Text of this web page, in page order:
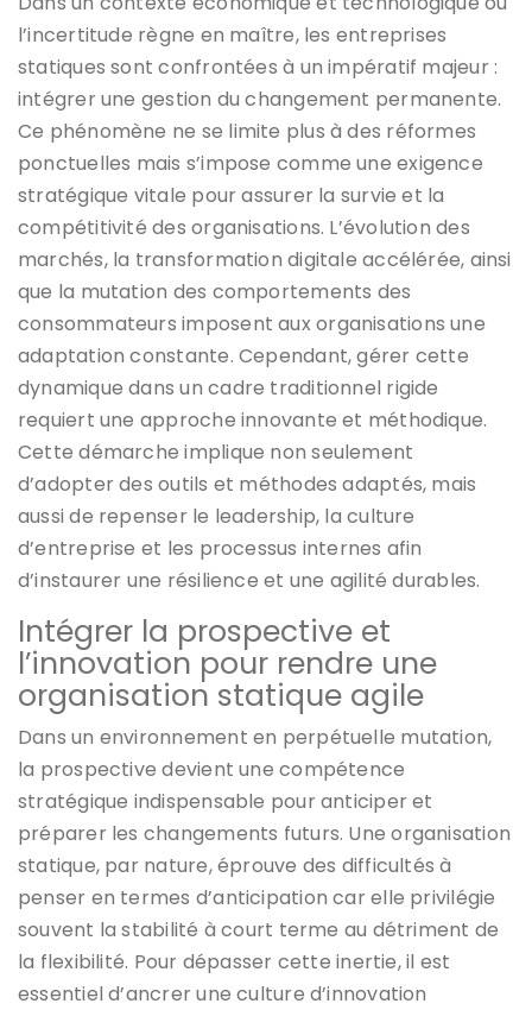
l’incertitude règne en maître, les entreprises
statiques sont confrontées à un impératif majeur :
intégrer une gestion du changement permanente.
Ce phénomène ne se limite plus à des réformes
ponctuelles mais s’impose comme une exigence
stratégique vitale pour assurer la survie et la
compétitivité des organisations. L’évolution des
marchés, la transformation digitale accélérée, ainsi
que la mutation des comportements des
consommateurs imposent aux organisations une
adaptation constante. Cependant, gérer cette
dynamique dans un cadre traditionnel rigide
requiert une approche innovante et méthodique.
Cette démarche implique non seulement
d’adopter des outils et méthodes adaptés, mais
aussi de repenser le leadership, la culture
d’entreprise et les processus internes afin
d’instaurer une résilience et une agilité durables.
Intégrer la prospective et
l’innovation pour rendre une
organisation statique agile
Dans un environnement en perpétuelle mutation,
la prospective devient une compétence
stratégique indispensable pour anticiper et
préparer les changements futurs. Une organisation
statique, par nature, éprouve des difficultés à
penser en termes d’anticipation car elle privilégie
souvent la stabilité à court terme au détriment de
la flexibilité. Pour dépasser cette inertie, il est
essentiel d’ancrer une culture d’innovation